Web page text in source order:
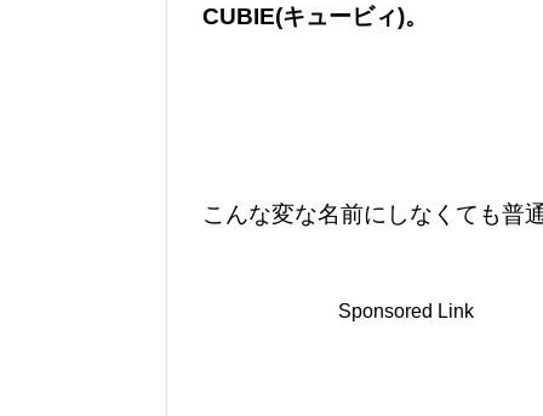
CUBIE(キュービィ)。
こんな変な名前にしなくても普
Sponsored Link